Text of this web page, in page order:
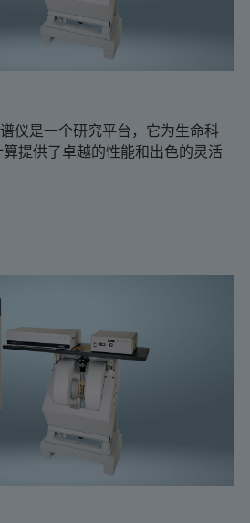
谱仪是一个研究平台，它为生命科
提供了卓越的性能和出色的灵活